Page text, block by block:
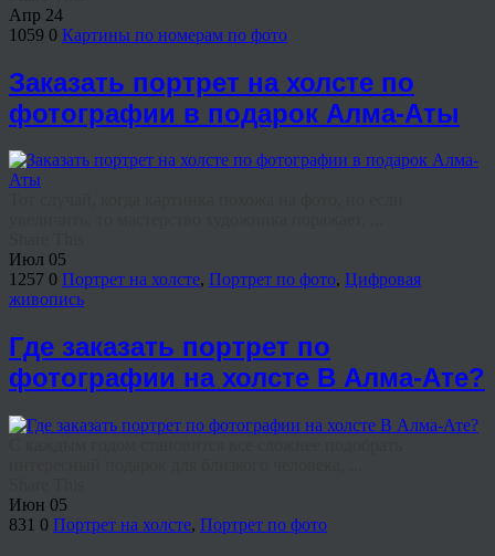
Апр 24
1059 0 Картины по номерам по фото
Заказать портрет на холсте по
фотографии в подарок Алма-Аты
Июл 05
1257 0 Портрет на холсте, Портрет по фото, Цифровая
живопись
Где заказать портрет по
фотографии на холсте В Алма-Ате?
Июн 05
831 0 Портрет на холсте, Портрет по фото